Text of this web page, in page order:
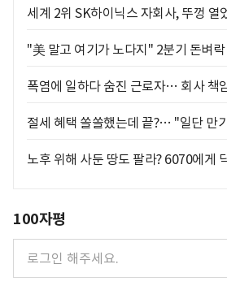
세계 2위 SK하이닉스 자회사, 뚜껑 열
"美 말고 여기가 노다지" 2분기 돈벼
폭염에 일하다 숨진 근로자… 회사 책
절세 혜택 쏠쏠했는데 끝?… "일단 만
노후 위해 사둔 땅도 팔라? 6070에게
100자평